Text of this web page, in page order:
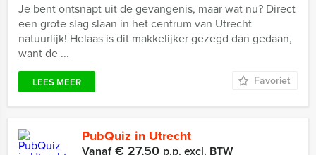
Je bent ontsnapt uit de gevangenis, maar wat nu? Direct
een grote slag slaan in het centrum van Utrecht
natuurlijk! Helaas is dit makkelijker gezegd dan gedaan,
want de ...
LEES MEER Favoriet
PubQuiz in Utrecht
Vanaf€ 27,50 p.p. excl. BTW